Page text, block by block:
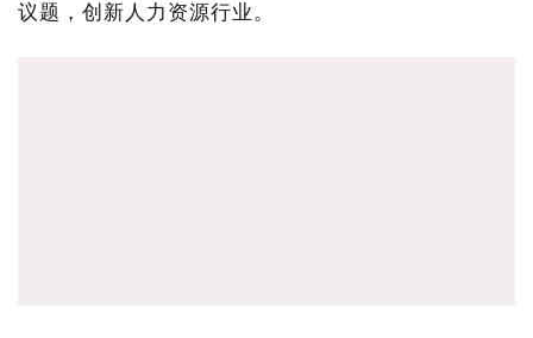
议题，创新人力资源行业。